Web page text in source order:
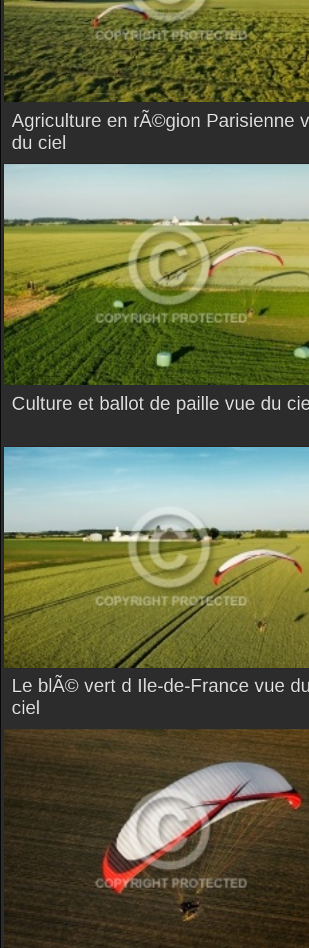
Agriculture en rÃ©gion Parisienne
du ciel
Culture et ballot de paille vue du
Le blÃ© vert d Ile-de-France vue
ciel